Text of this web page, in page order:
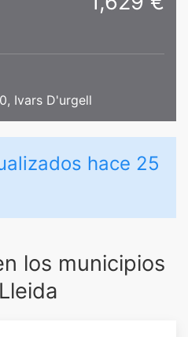
Ivars D'urgell
hace 25
los municipios